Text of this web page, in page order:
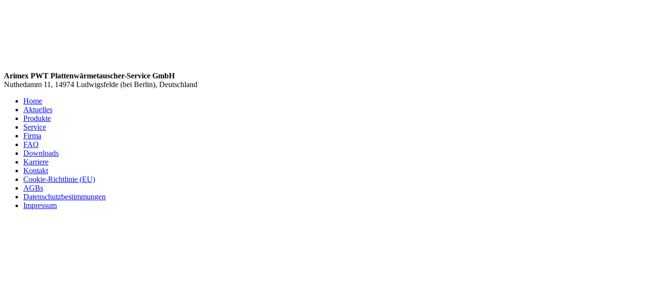
Arimex PWT Plattenwärmetauscher-Service GmbH
Nuthedamm 11, 14974 Ludwigsfelde (bei Berlin), Deutschland
Home
Aktuelles
Produkte
Service
Firma
FAQ
Downloads
Karriere
Kontakt
Cookie-Richtlinie (EU)
AGBs
Datenschutzbestimmungen
Impressum